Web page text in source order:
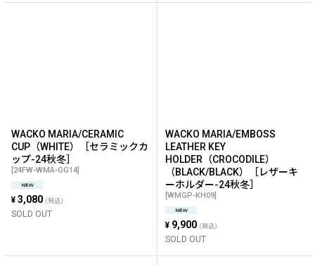
WACKO MARIA/CERAMIC
CUP（WHITE）［セラミックカ
ップ-24秋冬］
[24FW-WMA-GG14]
¥ 3,080 (税込)
SOLD OUT
WACKO MARIA/EMBOSS
LEATHER KEY
HOLDER（CROCODILE）
（BLACK/BLACK）［レザーキ
ーホルダー-24秋冬］
[WMGP-KH09]
¥ 9,900 (税込)
SOLD OUT